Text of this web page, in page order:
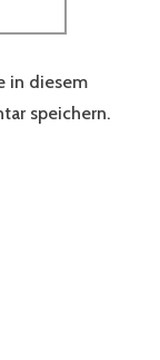
in diesem
speichern.